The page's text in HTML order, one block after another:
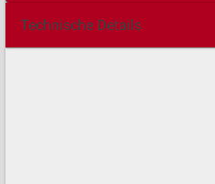
Technische Details